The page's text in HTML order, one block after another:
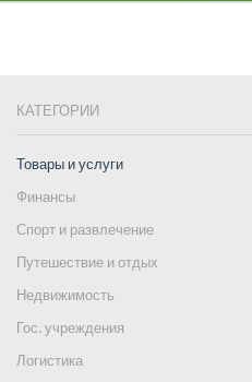
КАТЕГОРИИ
Товары и услуги
Финансы
Спорт и развлечение
Путешествие и отдых
Недвижимость
Гос. учреждения
Логистика